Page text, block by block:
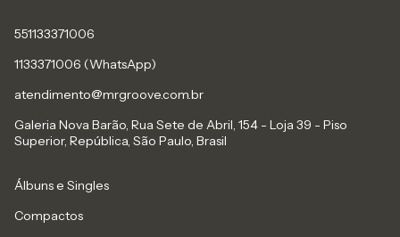
551133371006
1133371006 (WhatsApp)
atendimento@mrgroove.com.br
Galeria Nova Barão, Rua Sete de Abril, 154 - Loja 39 - Piso
Superior, República, São Paulo, Brasil
Álbuns e Singles
Compactos